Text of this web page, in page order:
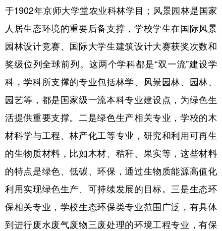
于1902年京师大学堂农业科林学目；风景园林是国家
人居生态环境的重要后备支撑，学校学生在国际风景
园林设计竞赛、国际大学生建筑设计大赛获奖次数和
奖级位列全球前列。这两个学科都是“双一流”建设学
科，学科所支撑的专业包括林学、风景园林、园林、
园艺等，都是国家级一流本科专业建设点，为绿色生
活提供重要支撑。二是绿色生产相关专业，学校的木
材科学与工程、林产化工等专业，研究和利用可再生
的生物质材料，比如木材、秸秆、果实等，这些材料
的特点是绿色、低碳、环保，通过生物质能源高值化
利用实现绿色生产、可持续发展的目标。三是生态环
保相关专业，学校生态环保类专业范围广泛，有具体
到进行废水废气废物三废处理的环境工程专业，有保